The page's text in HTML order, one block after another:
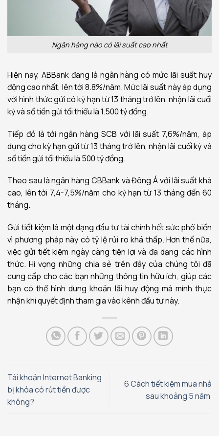
Ngân hàng nào có lãi suất cao nhất
Hiện nay, ABBank đang là ngân hàng có mức lãi suất huy
động cao nhất, lên tới 8.8%/năm. Mức lãi suất này áp dụng
với hình thức gửi có kỳ hạn từ 13 tháng trở lên, nhận lãi cuối
kỳ và số tiền gửi tối thiểu là 1.500 tỷ đồng.
Tiếp đó là tới ngân hàng SCB với lãi suất 7,6%/năm, áp
dụng cho kỳ hạn gửi từ 13 tháng trở lên, nhận lãi cuối kỳ và
số tiền gửi tối thiểu là 500 tỷ đồng.
Theo sau là ngân hàng CBBank và Đông Á với lãi suất khá
cao, lên tới 7,4-7,5%/năm cho kỳ hạn từ 13 tháng đến 60
tháng.
Gửi tiết kiệm là một dạng đầu tưtài chính hết sức phổ biến
vì phương pháp này có tỷ lệ rủi ro khá thấp. Hơn thế nữa,
việc gửi tiết kiệm ngày càng tiện lợi và đa dạng các hình
thức. Hi vọng những chia sẻ trên đây của chúng tôi đã
cung cấp cho các bạn những thông tin hữu ích, giúp các
bạn có thể hình dung khoản lãi huy động mà mình thực
nhận khi quyết định tham gia vào kênh đầu tư này.
Tài khoản Internet Banking
bị khóa có rút tiền được
không?
6 Cách tiết kiệm mua nhà
sau khoảng 5 năm